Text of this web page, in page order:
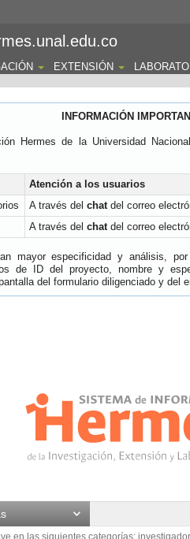
EXTENSIÓN
INFORMACIÓN
Hermes de la Universidad
Atención a los usuarios
A través del chatdel correo
A través del chatdel correo
mayor especificidad y análisis,
de ID del proyecto, nombre y
del formulario diligenciado y del
en las siguientes categorías: